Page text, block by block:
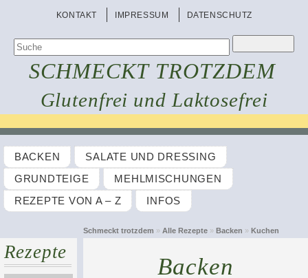
KONTAKT IMPRESSUM DATENSCHUTZ
SCHMECKT TROTZDEM
Glutenfrei und Laktosefrei
BACKEN
SALATE UND DRESSING
GRUNDTEIGE
MEHLMISCHUNGEN
REZEPTE VON A – Z
INFOS
Schmeckt trotzdem » Alle Rezepte» Backen » Kuchen
Rezepte
Backen